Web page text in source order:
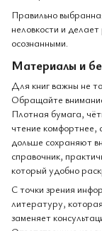
Правильно
неловкости и
осознанными.
Материалы и
Для книг важны не
Обращайте
Плотная бумага,
чтение комфортнее,
дольше сохраняют
справочник,
который удобно
С точки зрения
литературу,
заменяет